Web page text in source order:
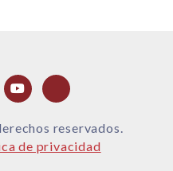
reservados.
de privacidad